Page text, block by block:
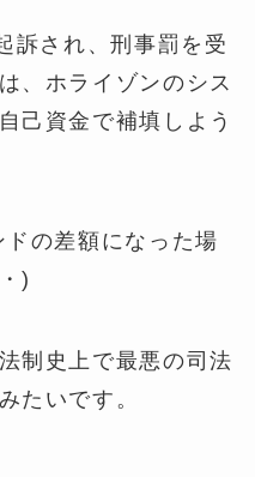
訴され、刑事罰を受
、ホライゾンのシス
己資金で補填しよう
の差額になった場
)
制史上で最悪の司法
たいです。